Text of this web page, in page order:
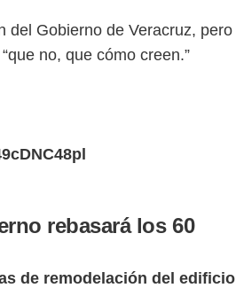
del Gobierno de Veracruz, pero
no, que cómo creen.”
rebasará los 60
de remodelación del edificio